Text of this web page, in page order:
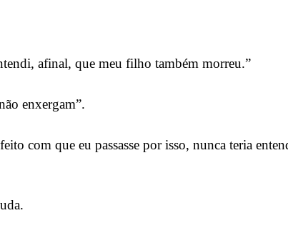
afinal, que meu filho também morreu.”
enxergam”.
com que eu passasse por isso, nunca teria